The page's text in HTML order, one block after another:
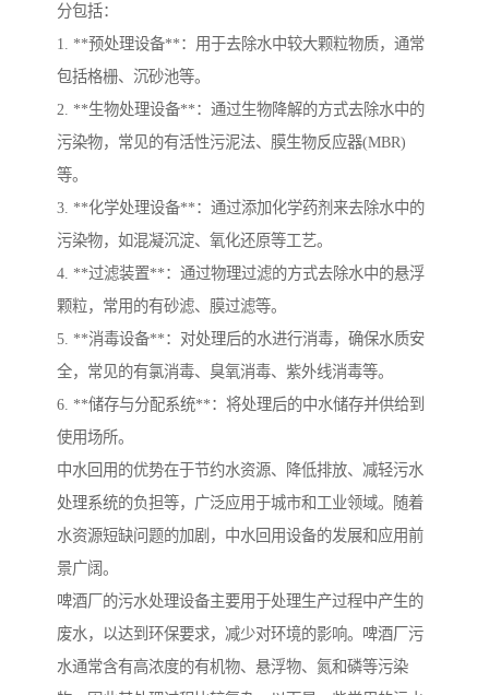
分包括：
1. **预处理设备**：用于去除水中较大颗粒物质，通常
包括格栅、沉砂池等。
2. **生物处理设备**：通过生物降解的方式去除水中的
污染物，常见的有活性污泥法、膜生物反应器(MBR)
等。
3. **化学处理设备**：通过添加化学药剂来去除水中的
污染物，如混凝沉淀、氧化还原等工艺。
4. **过滤装置**：通过物理过滤的方式去除水中的悬浮
颗粒，常用的有砂滤、膜过滤等。
5. **消毒设备**：对处理后的水进行消毒，确保水质安
全，常见的有氯消毒、臭氧消毒、紫外线消毒等。
6. **储存与分配系统**：将处理后的中水储存并供给到
使用场所。
中水回用的优势在于节约水资源、降低排放、减轻污水
处理系统的负担等，广泛应用于城市和工业领域。随着
水资源短缺问题的加剧，中水回用设备的发展和应用前
景广阔。
啤酒厂的污水处理设备主要用于处理生产过程中产生的
废水，以达到环保要求，减少对环境的影响。啤酒厂污
水通常含有高浓度的有机物、悬浮物、氮和磷等污染